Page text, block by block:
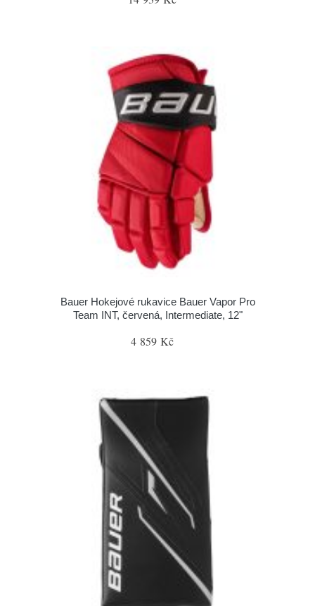
Bauer Hokejové rukavice Bauer Vapor Pro
Team INT, červená, Intermediate, 12"
4 859 Kč